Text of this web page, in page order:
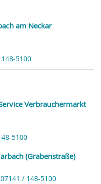
am Neckar
5100
Verbrauchermarkt
5100
(Grabenstraße)
/ 148-5100